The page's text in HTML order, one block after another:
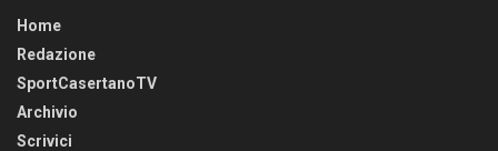
Home
Redazione
SportCasertanoTV
Archivio
Scrivici